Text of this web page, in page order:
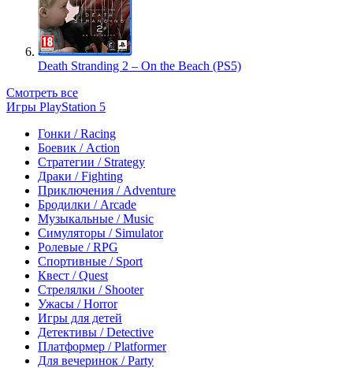
Death Stranding 2 – On the Beach (PS5)
Смотреть все
Игры PlayStation 5
Гонки / Racing
Боевик / Action
Стратегии / Strategy
Драки / Fighting
Приключения / Adventure
Бродилки / Arcade
Музыкальные / Music
Симуляторы / Simulator
Ролевые / RPG
Спортивные / Sport
Квест / Quest
Стрелялки / Shooter
Ужасы / Horror
Игры для детей
Детективы / Detective
Платформер / Platformer
Для вечеринок / Party